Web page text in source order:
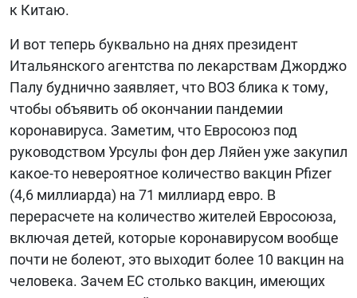
к Китаю.
И вот теперь буквально на днях президент
Итальянского агентства по лекарствам Джорджо
Палу буднично заявляет, что ВОЗ блика к тому,
чтобы объявить об окончании пандемии
коронавируса. Заметим, что Евросоюз под
руководством Урсулы фон дер Ляйен уже закупил
какое-то невероятное количество вакцин Pfizer
(4,6 миллиарда) на 71 миллиард евро. В
перерасчете на количество жителей Евросоюза,
включая детей, которые коронавирусом вообще
почти не болеют, это выходит более 10 вакцин на
человека. Зачем ЕС столько вакцин, имеющих